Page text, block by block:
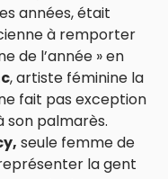
années, était
à remporter
de l’année » en
, artiste féminine la
fait pas exception
son palmarès.
seule femme de
la gent